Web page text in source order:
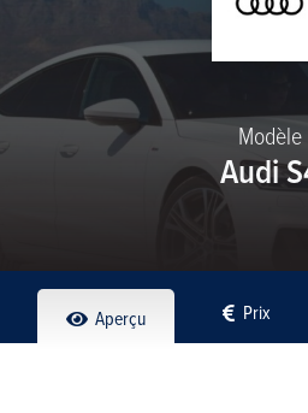
Modèle
Audi
Aperçu Prix